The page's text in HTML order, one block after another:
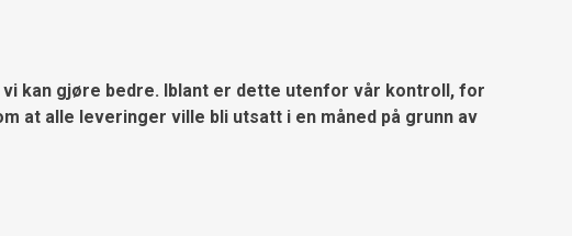
kan gjøre bedre. Iblant er dette utenfor vår kontroll, for
at alle leveringer ville bli utsatt i en måned på grunn av